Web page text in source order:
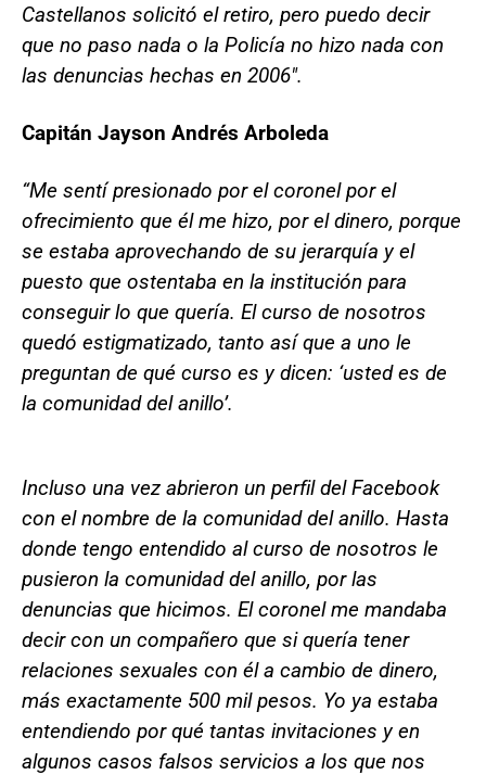
Castellanos solicitó el retiro, pero puedo decir
que no paso nada o la Policía no hizo nada con
las denuncias hechas en 2006".
Capitán Jayson Andrés Arboleda
“Me sentí presionado por el coronel por el
ofrecimiento que él me hizo, por el dinero, porque
se estaba aprovechando de su jerarquía y el
puesto que ostentaba en la institución para
conseguir lo que quería. El curso de nosotros
quedó estigmatizado, tanto así que a uno le
preguntan de qué curso es y dicen: ‘usted es de
la comunidad del anillo’.
Incluso una vez abrieron un perfil del Facebook
con el nombre de la comunidad del anillo. Hasta
donde tengo entendido al curso de nosotros le
pusieron la comunidad del anillo, por las
denuncias que hicimos. El coronel me mandaba
decir con un compañero que si quería tener
relaciones sexuales con él a cambio de dinero,
más exactamente 500 mil pesos. Yo ya estaba
entendiendo por qué tantas invitaciones y en
algunos casos falsos servicios a los que nos